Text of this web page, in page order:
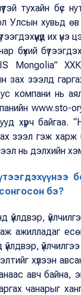
тухайн бүс
Улсын хувьд
их
бүхий
Mongolia” ХХК
зах зээлд
компани нь
www.sto-
хүрч байгаа.
зээл гэж
нь дэлхийн
бэ?
үйлдвэр,
ажилладаг
үйлдвэр,
хүлээн
авч байна,
чанарыг